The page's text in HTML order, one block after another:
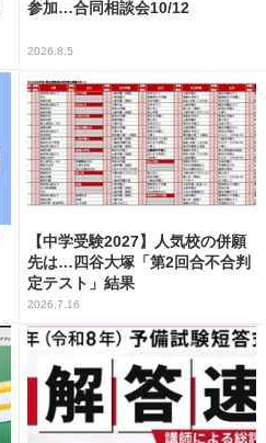
参加…合同相談会10/12
2026.8.5
【中学受験2027】人気校の併願
先は…四谷大塚「第2回合不合判
定テスト」結果
2026.7.16